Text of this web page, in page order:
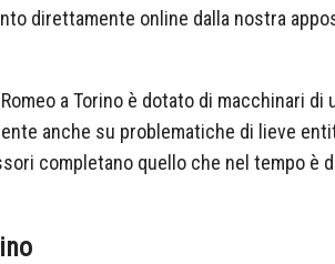
direttamente online dalla nostra
a Torino è dotato di macchinari
anche su problematiche di lieve
completano quello che nel tempo è